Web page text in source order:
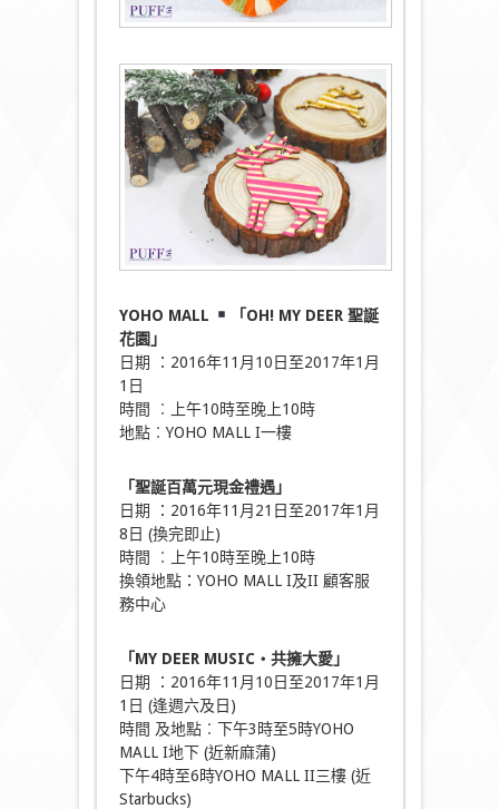
YOHO MALL
「OH! MY DEER 聖誕
花園」
日期 ：2016年11月10日至2017年1月
1日
時間 ︰上午10時至晚上10時
地點︰YOHO MALL I一樓
「聖誕百萬元現金禮遇」
日期 ：2016年11月21日至2017年1月
8日 (換完即止)
時間 ︰上午10時至晚上10時
換領地點：YOHO MALL I及II 顧客服
務中心
「MY DEER MUSIC‧共擁大愛」
日期 ：2016年11月10日至2017年1月
1日 (逢週六及日)
時間 及地點︰下午3時至5時YOHO
MALL I地下 (近新麻蒲)
下午4時至6時YOHO MALL II三樓 (近
Starbucks)